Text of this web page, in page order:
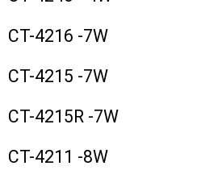
CT-4216 -7W
CT-4215 -7W
CT-4215R -7W
CT-4211 -8W